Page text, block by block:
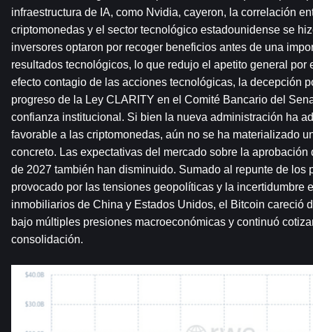
infraestructura de IA, como Nvidia, cayeron, la correlación
criptomonedas y el sector tecnológico estadounidense se
inversores optaron por recoger beneficios antes de una
resultados tecnológicos, lo que redujo el apetito general por
efecto contagio de las acciones tecnológicas, la decepción
progreso de la Ley CLARITY en el Comité Bancario del
confianza institucional. Si bien la nueva administración ha
favorable a las criptomonedas, aún no se ha materializado
concreto. Las expectativas del mercado sobre la aprobación
de 2027 también han disminuido. Sumado al repunte de los
provocado por las tensiones geopolíticas y la incertidumbre
inmobiliarios de China y Estados Unidos, el Bitcoin careció
bajo múltiples presiones macroeconómicas y continuó
consolidación.